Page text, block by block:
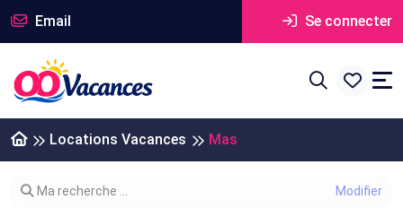
Email Se connecter
Locations Vacances Mas
Modifier votre recherche
Ma recherche ...